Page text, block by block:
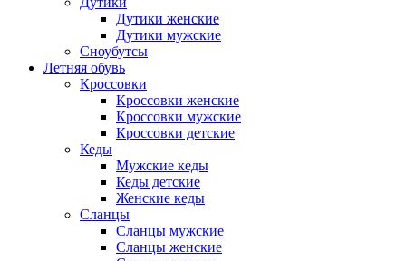
Дутики женские
Дутики мужские
Сноубутсы
Летняя обувь
Кроссовки
Кроссовки женские
Кроссовки мужские
Кроссовки детские
Кеды
Мужские кеды
Кеды детские
Женские кеды
Сланцы
Сланцы мужские
Сланцы женские